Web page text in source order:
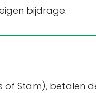
bijdrage.
of Stam),